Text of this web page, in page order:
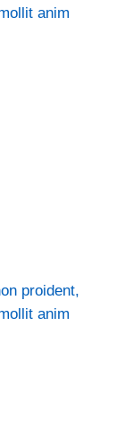
anim
proident,
anim